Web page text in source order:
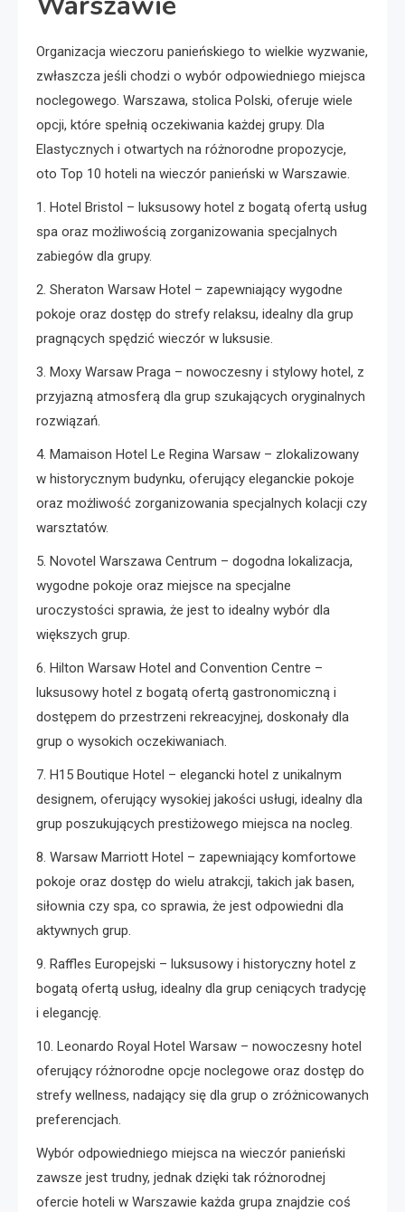
Organizacja wieczoru panieńskiego to wielkie wyzwanie,
zwłaszcza jeśli chodzi o wybór odpowiedniego miejsca
noclegowego. Warszawa, stolica Polski, oferuje wiele
opcji, które spełnią oczekiwania każdej grupy. Dla
Elastycznych i otwartych na różnorodne propozycje,
oto Top 10 hoteli na wieczór panieński w Warszawie.
1. Hotel Bristol – luksusowy hotel z bogatą ofertą usług
spa oraz możliwością zorganizowania specjalnych
zabiegów dla grupy.
2. Sheraton Warsaw Hotel – zapewniający wygodne
pokoje oraz dostęp do strefy relaksu, idealny dla grup
pragnących spędzić wieczór w luksusie.
3. Moxy Warsaw Praga – nowoczesny i stylowy hotel, z
przyjazną atmosferą dla grup szukających oryginalnych
rozwiązań.
4. Mamaison Hotel Le Regina Warsaw – zlokalizowany
w historycznym budynku, oferujący eleganckie pokoje
oraz możliwość zorganizowania specjalnych kolacji czy
warsztatów.
5. Novotel Warszawa Centrum – dogodna lokalizacja,
wygodne pokoje oraz miejsce na specjalne
uroczystości sprawia, że jest to idealny wybór dla
większych grup.
6. Hilton Warsaw Hotel and Convention Centre –
luksusowy hotel z bogatą ofertą gastronomiczną i
dostępem do przestrzeni rekreacyjnej, doskonały dla
grup o wysokich oczekiwaniach.
7. H15 Boutique Hotel – elegancki hotel z unikalnym
designem, oferujący wysokiej jakości usługi, idealny dla
grup poszukujących prestiżowego miejsca na nocleg.
8. Warsaw Marriott Hotel – zapewniający komfortowe
pokoje oraz dostęp do wielu atrakcji, takich jak basen,
siłownia czy spa, co sprawia, że jest odpowiedni dla
aktywnych grup.
9. Raffles Europejski – luksusowy i historyczny hotel z
bogatą ofertą usług, idealny dla grup ceniących tradycję
i elegancję.
10. Leonardo Royal Hotel Warsaw – nowoczesny hotel
oferujący różnorodne opcje noclegowe oraz dostęp do
strefy wellness, nadający się dla grup o zróżnicowanych
preferencjach.
Wybór odpowiedniego miejsca na wieczór panieński
zawsze jest trudny, jednak dzięki tak różnorodnej
ofercie hoteli w Warszawie każda grupa znajdzie coś